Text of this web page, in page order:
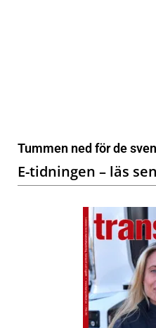
Tummen ned för de
E-tidningen – läs